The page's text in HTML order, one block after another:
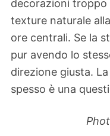
decorazioni troppo
texture naturale
ore centrali. Se la
pur avendo lo
direzione giusta.
spesso è una